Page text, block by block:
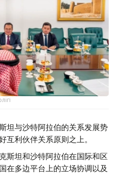
坦与沙特阿拉伯的关系发展势
互利伙伴关系原则之上。
斯坦和沙特阿拉伯在国际和区
在多边平台上的立场协调以及